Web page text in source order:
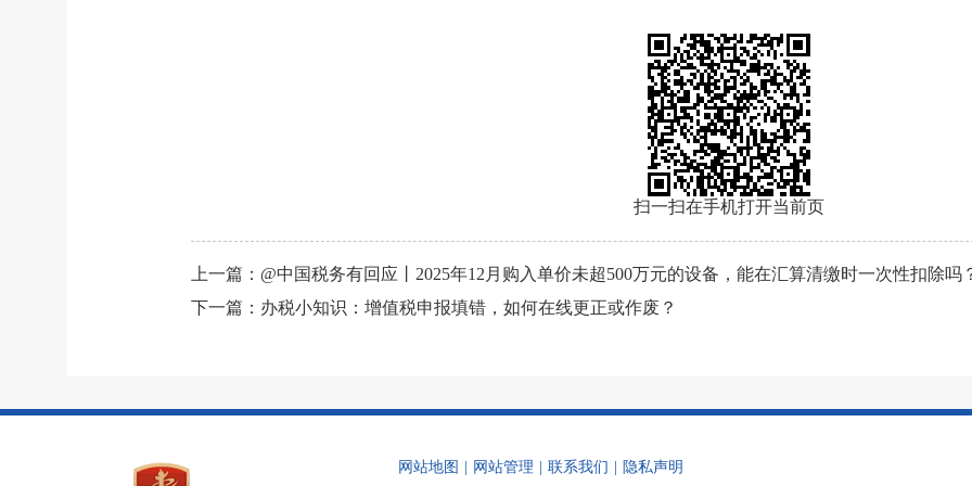
扫一扫在手机打开当前页
上一篇： @中国税务有回应丨2025年12月购入单价未超500万元的设备，能在汇算清缴时一次性扣除吗
下一篇： 办税小知识：增值税申报填错，如何在线更正或作废？
网站地图 网站管理 联系我们 隐私声明